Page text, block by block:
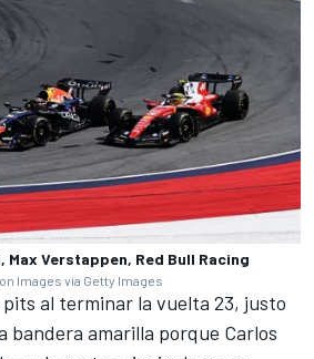
Verstappen, Red Bull Racing
Images via Getty Images
al terminar la vuelta 23, justo
bandera amarilla porque Carlos